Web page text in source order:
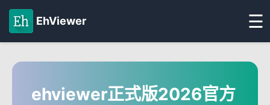
EhViewer ☰
ehviewer正式版2026官方